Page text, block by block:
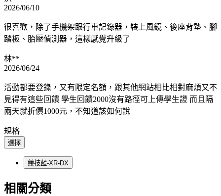
2026/06/10
很喜歡，除了手機架跟行車記錄器，裝上風鏡、後座背墊、腳
踏板、胎壓偵測器，這樣感覺升級了
林**
2026/06/24
活動都要登錄，又有限定名額，跟其他網站相比相對麻煩又不
見得有這些回饋 學生回饋2000沒有路徑可上傳學生證 而且隔
兩天就折價1000元，不知道該如何說
規格
選擇
競技藍-XR-DX
相關分類